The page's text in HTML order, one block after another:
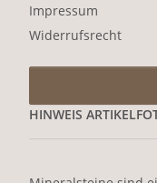
Impressum
Widerrufsrecht
HINWEIS